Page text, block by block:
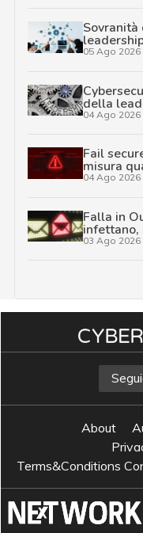
05 Ago 2026
della
04 Ago 2026
Fail
misura
04 Ago 2026
Falla in
infettano,
03 Ago 2026
About
Terms&Conditions